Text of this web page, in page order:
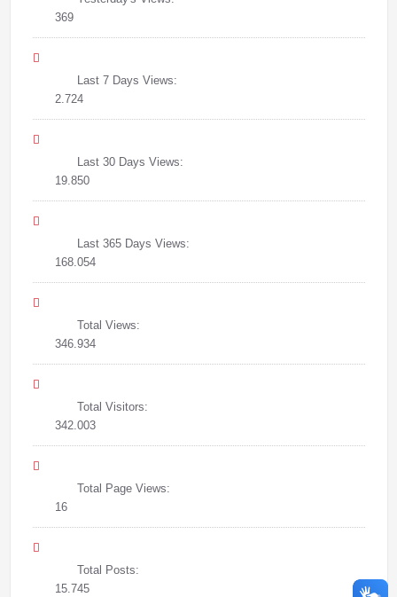
369
Last 7 Days Views:
2.724
Last 30 Days Views:
19.850
Last 365 Days Views:
168.054
Total Views:
346.934
Total Visitors:
342.003
Total Page Views:
16
Total Posts:
15.745